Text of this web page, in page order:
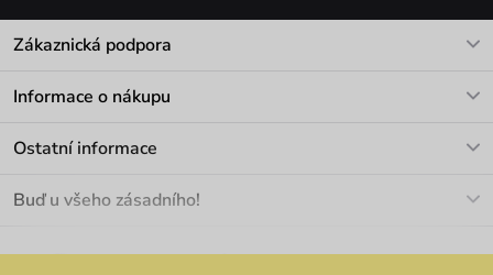
Zákaznická podpora
Informace o nákupu
Materiály a údržba
Ostatní informace
Velkoobchod
Buď u všeho zásadního!